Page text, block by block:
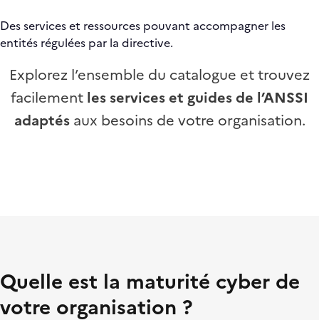
Des services et ressources pouvant accompagner les
entités régulées par la directive.
Explorez l’ensemble du catalogue et trouvez
facilement les services et guides de l’ANSSI
adaptésaux besoins de votre organisation.
Quelle est la maturité cyber de
votre organisation ?